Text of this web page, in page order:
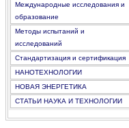
Международные исследования и
образование
Методы испытаний и
исследований
Стандартизация и сертификация
НАНОТЕХНОЛОГИИ
НОВАЯ ЭНЕРГЕТИКА
СТАТЬИ НАУКА И ТЕХНОЛОГИИ